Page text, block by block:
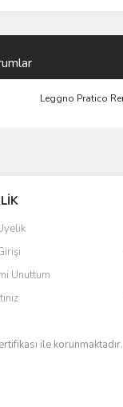
Leggno Pratico
Unuttum
ile korunmaktadır.